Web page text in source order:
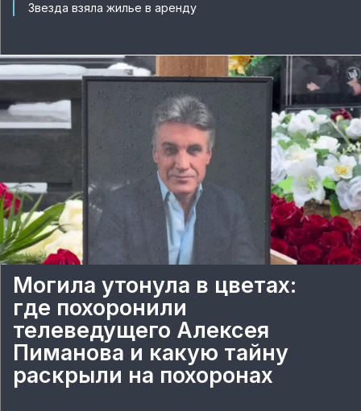
Звезда взяла жилье в аренду
Могила утонула в цветах:
где похоронили
телеведущего Алексея
Пиманова и какую тайну
раскрыли на похоронах